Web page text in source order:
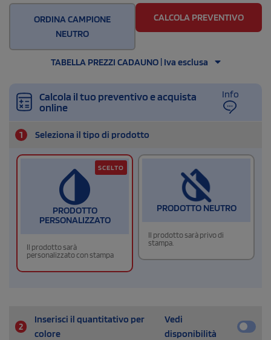
120
ORDINA CAMPIONE
NEUTRO
CALCOLA PREVENTIVO
TABELLA PREZZI CADAUNO | Iva esclusa
Calcola il tuo preventivo e acquista
online
Info
1 Seleziona il tipo di prodotto
PRODOTTO
PERSONALIZZATO
Il prodotto sarà
personalizzato con stampa
SCELTO
PRODOTTO NEUTRO
Il prodotto sarà privo di
stampa.
2
Inserisci il quantitativo per
colore
Vedi
disponibilità